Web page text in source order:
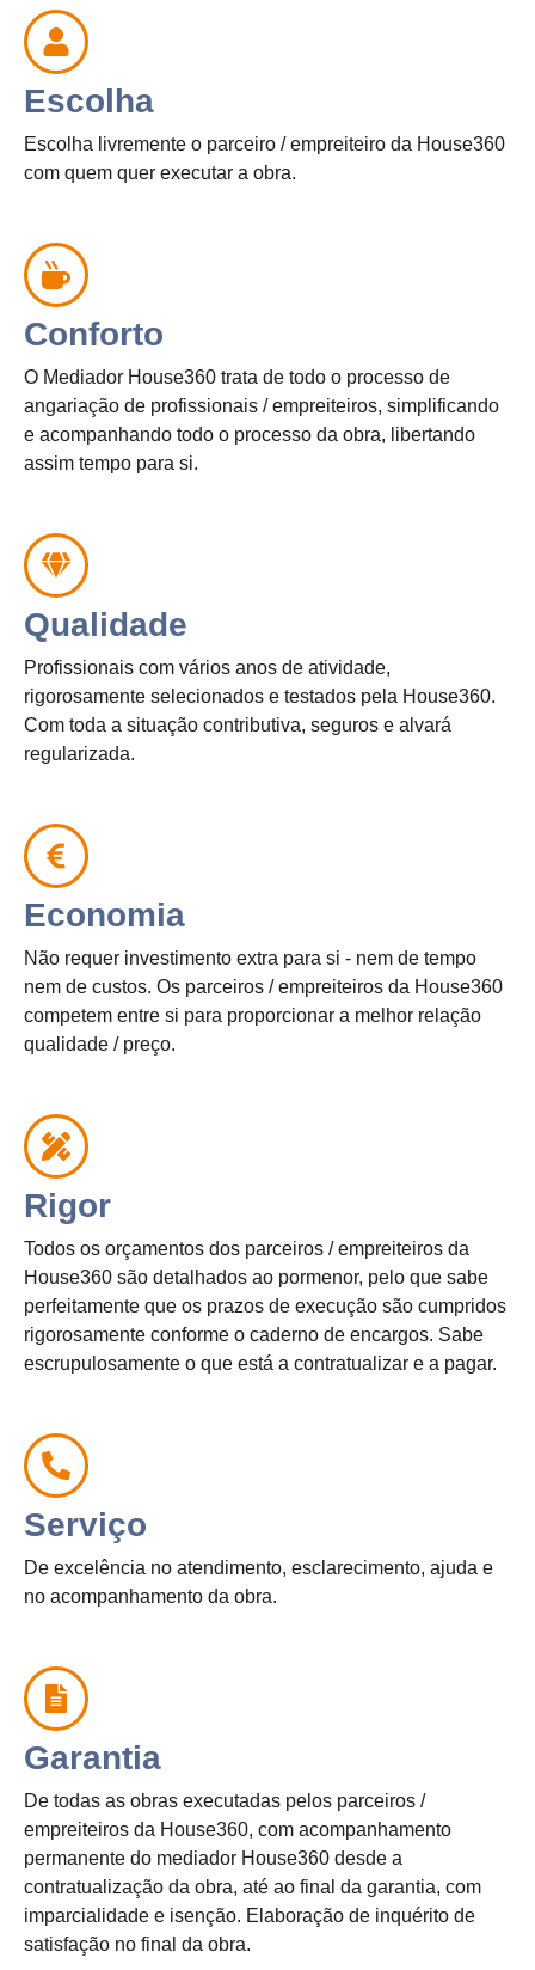
Escolha
Escolha livremente o parceiro / empreiteiro da House360
com quem quer executar a obra.
Conforto
O Mediador House360 trata de todo o processo de
angariação de profissionais / empreiteiros, simplificando
e acompanhando todo o processo da obra, libertando
assim tempo para si.
Qualidade
Profissionais com vários anos de atividade,
rigorosamente selecionados e testados pela House360.
Com toda a situação contributiva, seguros e alvará
regularizada.
Economia
Não requer investimento extra para si - nem de tempo
nem de custos. Os parceiros / empreiteiros da House360
competem entre si para proporcionar a melhor relação
qualidade / preço.
Rigor
Todos os orçamentos dos parceiros / empreiteiros da
House360 são detalhados ao pormenor, pelo que sabe
perfeitamente que os prazos de execução são cumpridos
rigorosamente conforme o caderno de encargos. Sabe
escrupulosamente o que está a contratualizar e a pagar.
Serviço
De excelência no atendimento, esclarecimento, ajuda e
no acompanhamento da obra.
Garantia
De todas as obras executadas pelos parceiros /
empreiteiros da House360, com acompanhamento
permanente do mediador House360 desde a
contratualização da obra, até ao final da garantia, com
imparcialidade e isenção. Elaboração de inquérito de
satisfação no final da obra.